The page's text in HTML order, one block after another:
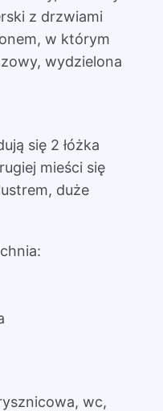
z drzwiami
w którym
wydzielona
się 2 łóżka
mieści się
duże
wc,